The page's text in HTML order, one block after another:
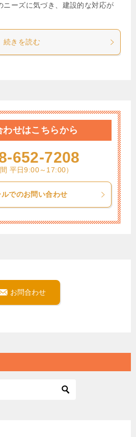
ニーズに気づき、建設的な対応が
続きを読む
わせはこちらから
652-7208
間 平日9:00～17:00）
ルでのお問い合わせ
お問合わせ